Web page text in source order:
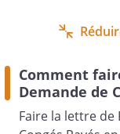
Comment
Demande de
Faire la lettre de